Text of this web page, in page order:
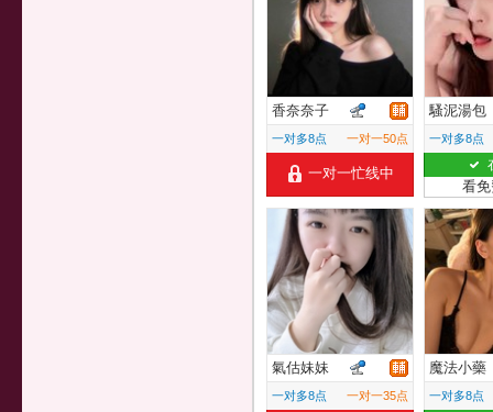
香奈奈子
一对多8点 一对一50点
一对一忙线中
騷泥湯包
一对多8点
看
氣估妹妹
一对多8点 一对一35点
魔法小藥
一对多8点